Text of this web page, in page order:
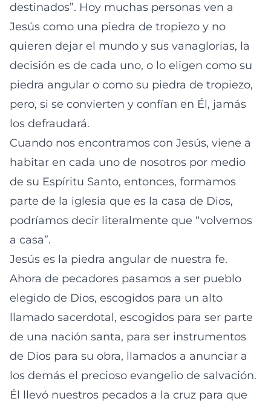
destinados”. Hoy muchas personas ven a
Jesús como una piedra de tropiezo y no
quieren dejar el mundo y sus vanaglorias, la
decisión es de cada uno, o lo eligen como su
piedra angular o como su piedra de tropiezo,
pero, si se convierten y confían en Él, jamás
los defraudará.
Cuando nos encontramos con Jesús, viene a
habitar en cada uno de nosotros por medio
de su Espíritu Santo, entonces, formamos
parte de la iglesia que es la casa de Dios,
podríamos decir literalmente que “volvemos
a casa”.
Jesús es la piedra angular de nuestra fe.
Ahora de pecadores pasamos a ser pueblo
elegido de Dios, escogidos para un alto
llamado sacerdotal, escogidos para ser parte
de una nación santa, para ser instrumentos
de Dios para su obra, llamados a anunciar a
los demás el precioso evangelio de salvación.
Él llevó nuestros pecados a la cruz para que